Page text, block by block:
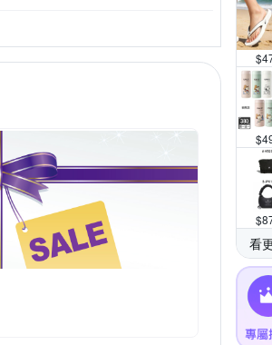
$
$
$
看